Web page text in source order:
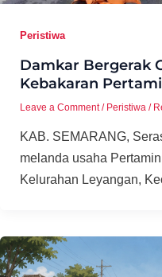
Peristiwa
Damkar Bergerak
Kebakaran
Leave a Comment / Peristiwa/
KAB. SEMARANG,
melanda usaha
Kelurahan Leyangan,